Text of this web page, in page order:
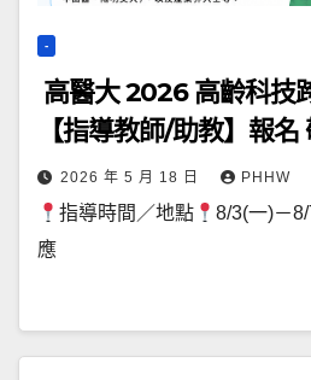
-
高醫大 2026 高齡科技
【指導教師/助教】報
2026 年 5 月 18 日 PHHW
指導時間／地點
8/3(一)－
應